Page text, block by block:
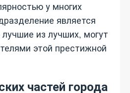
у многих
является
из лучших, могут
этой престижной
частей города